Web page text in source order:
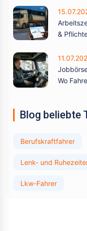
&
Wo
Blog beliebte
Berufskraftfahrer
Lenk- und
Lkw-Fahrer